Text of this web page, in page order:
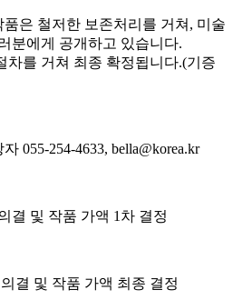
은 철저한 보존처리를 거쳐, 미술
분에게 공개하고 있습니다.
차를 거쳐 최종 확정됩니다.(기증
055-254-4633, bella@korea.kr
결 및 작품 가액 1차 결정
결 및 작품 가액 최종 결정